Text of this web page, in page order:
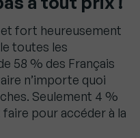
et fort heureusement
toutes les
58 % des Français
n’importe quoi
Seulement 4 %
pour accéder à la